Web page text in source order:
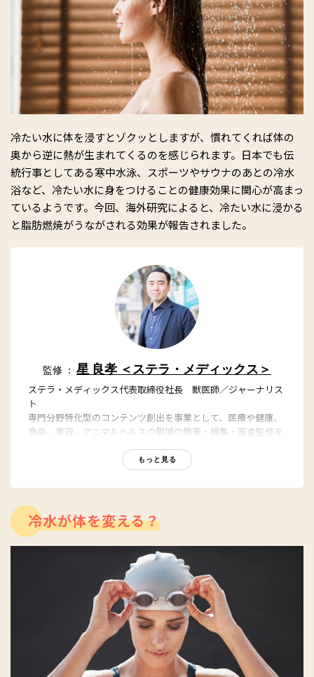
冷たい水に体を浸すとゾクッとしますが、慣れてくれば体の
奥から逆に熱が生まれてくるのを感じられます。日本でも伝
統行事としてある寒中水泳、スポーツやサウナのあとの冷水
浴など、冷たい水に身をつけることの健康効果に関心が高まっ
ているようです。今回、海外研究によると、冷たい水に浸かる
と脂肪燃焼がうながされる効果が報告されました。
監修 ： 星 良孝 ＜ステラ・メディックス＞
ステラ・メディックス代表取締役社長 獣医師／ジャーナリス
ト
専門分野特化型のコンテンツ創出を事業として、医療や健康、
食品、美容、アニマルヘルスの領域の執筆・編集・審査監修を
聞社グループの日経BP社において「日経メディカル」「日経バ
イオテク」「日経ビジネス」の編集者、記者を務めた後、医療
ポータルサイト最大手のエムスリーなどを経て、2017年に会社
信。
YouTube：https://youtube.com/@stellach
もっと見る
冷水が体を変える？